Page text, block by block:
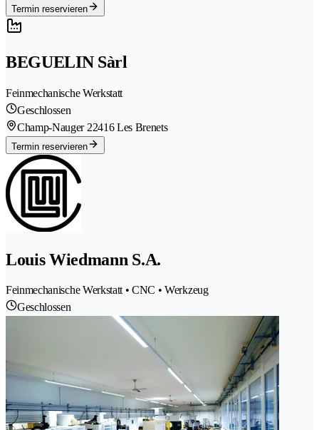
Termin reservieren
BEGUELIN Sàrl
Feinmechanische Werkstatt
Geschlossen
Champ-Nauger 22416 Les Brenets
Termin reservieren
Louis Wiedmann S.A.
Feinmechanische Werkstatt • CNC • Werkzeug
Geschlossen